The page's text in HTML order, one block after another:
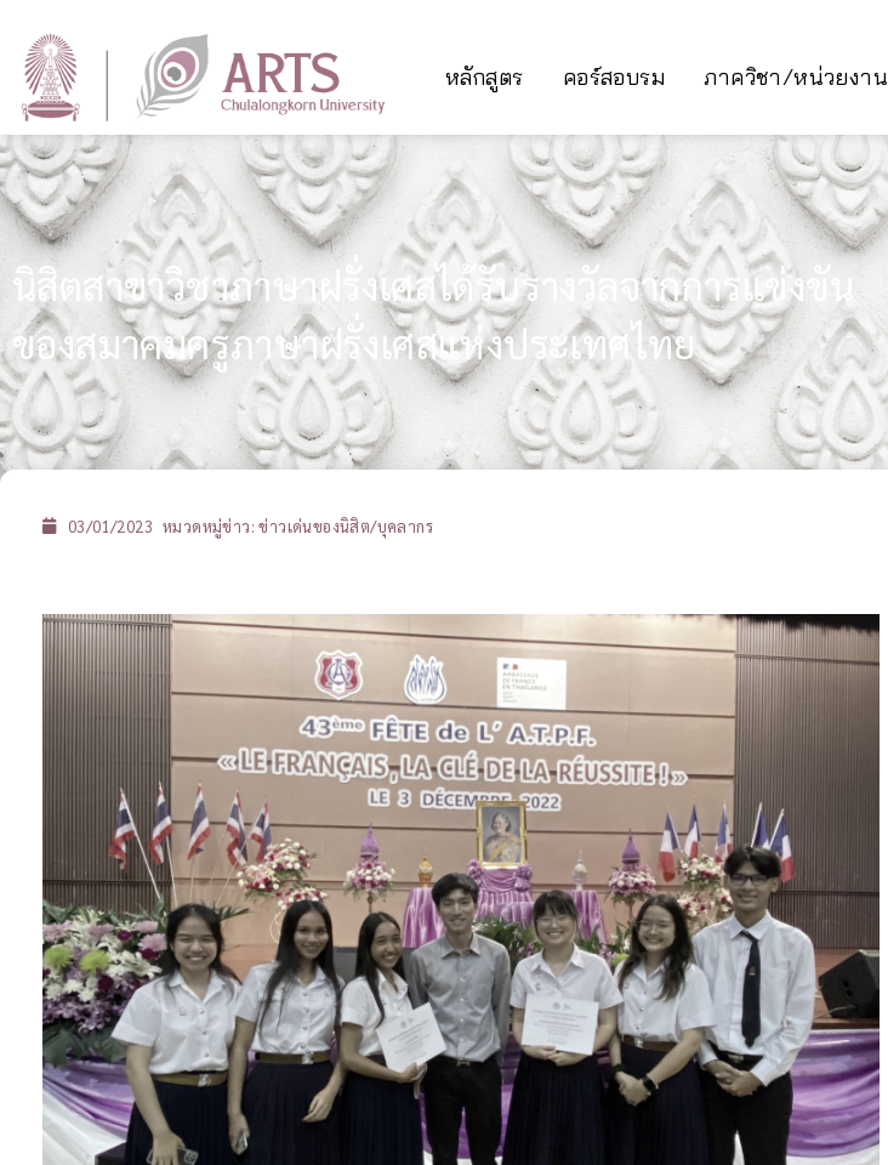
หลักสูตร คอร์สอบรม ภาควิชา/หน่วยงาน
นิสิตสาขาวิชาภาษาฝรั่งเศสได้รับรางวัลจากการแข่งขัน
ของสมาคมครูภาษาฝรั่งเศสแห่งประเทศไทย
03/01/2023 หมวดหมู่ข่าว:ข่าวเด่นของนิสิต/บุคลากร